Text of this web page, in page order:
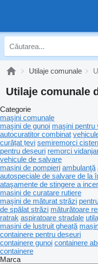
Utilaje comunale
Utilaje comunale
Categorie
maşini comunale
maşini de gunoi maşini pentru
autocuratitor combinat
curățat țevi semiremorci
pentru deșeuri remorci
vehicule de salvare
mașini de pompieri ambulanţă
autospeciale de salvare de la
ataşamente de stingere a
masini de curatare rutiere
maşini de măturat străzi
de spălat străzi măturătoare
ratrak aspiratoare stradale
mașini de lustruit gheață
containere pentru deșeuri
containere gunoi containere
containere
Marca